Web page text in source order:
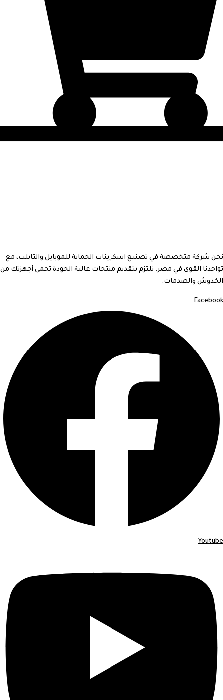
نحن شركة متخصصة في تصنيع اسكرينات الحماية للموبايل والتابلت، مع
تواجدنا القوي في مصر. نلتزم بتقديم منتجات عالية الجودة تحمي أجهزتك من
الخدوش والصدمات.
Facebook
Youtube